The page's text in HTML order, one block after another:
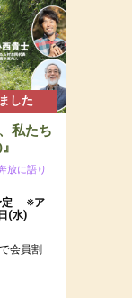
した
私たち
放に語り
定 ※ア
(水)
会員割